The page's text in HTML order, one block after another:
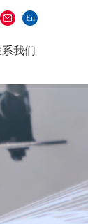
En
我们